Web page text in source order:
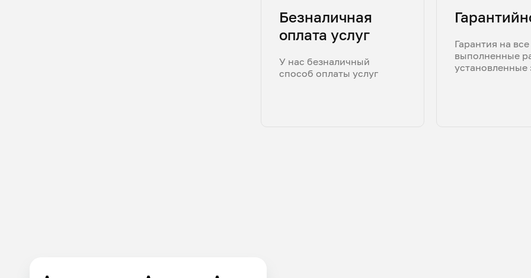
Безналичная
оплата услуг
У нас безналичный
способ оплаты услуг
Гарантия на все
выполненные
установленные